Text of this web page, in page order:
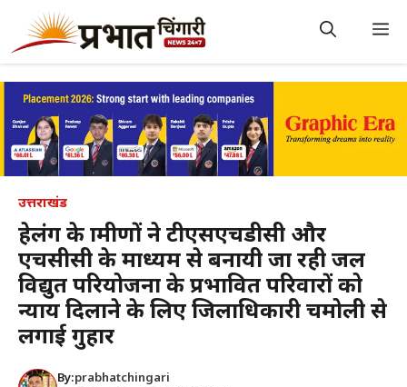
content
उत्तराखंड
हेलंग के ग्रामीणों ने टीएसएचडीसी और
एचसीसी के माध्यम से बनायी जा रही जल
विद्युत परियोजना के प्रभावित परिवारों को
न्याय दिलाने के लिए जिलाधिकारी चमोली से
लगाई गुहार
By:prabhatchingari